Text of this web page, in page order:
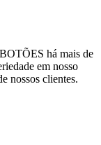
há mais de
em nosso
nossos clientes.